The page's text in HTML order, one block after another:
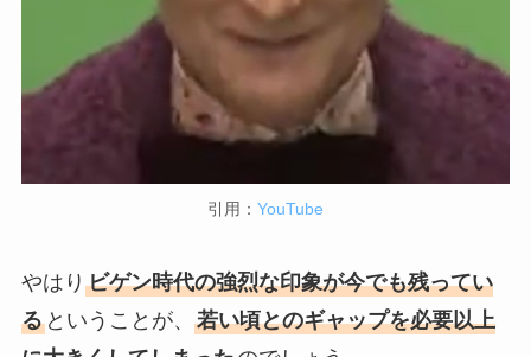
引用： YouTube
やはり ビゲン時代の強烈な印象が今でも残ってい
るということが、 若い頃とのギャップを必要以上